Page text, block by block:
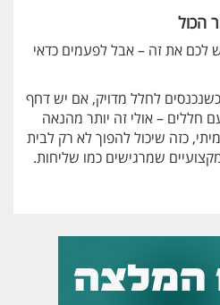
הכול
לכם את זה – אבל לפעמים כדאי
לחלל מדויק, אם יש דחף
חללים – אולי זה יותר מהנאה
כזה שיכול להפוך לא רק לבית
שמרגישים כמו שליחות.